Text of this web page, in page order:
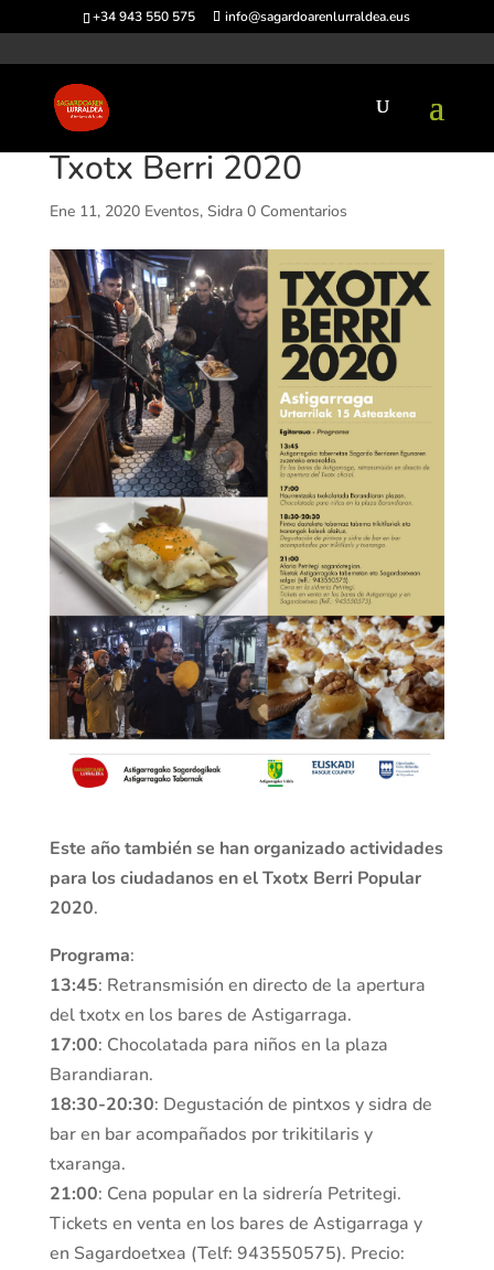
+34 943 550 575 info@sagardoarenlurraldea.eus
Txotx Berri 2020
Ene 11, 2020 Eventos, Sidra 0 Comentarios
Este año también se han organizado actividades
para los ciudadanos en el Txotx Berri Popular
2020.
Programa:
13:45: Retransmisión en directo de la apertura
del txotx en los bares de Astigarraga.
17:00: Chocolatada para niños en la plaza
Barandiaran.
18:30-20:30: Degustación de pintxos y sidra de
bar en bar acompañados por trikitilaris y
txaranga.
21:00: Cena popular en la sidrería Petritegi.
Tickets en venta en los bares de Astigarraga y
en Sagardoetxea (Telf: 943550575). Precio: